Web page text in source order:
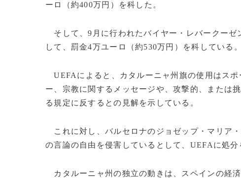
ーロ（約400万円）を科した。
そして、9月に行われたバイヤー・レバークーゼ
して、罰金4万ユーロ（約530万円）を科している。
UEFAによると、カタルーニャ州旗の使用はス
ー、宗教に関するメッセージや、攻撃的、または
る規定に反するとの見解を示している。
これに対し、バルセロナのジョゼップ・マリア
の言論の自由を侵害しているとして、UEFAに処分
カタルーニャ州の独立の動きは、スペインの経